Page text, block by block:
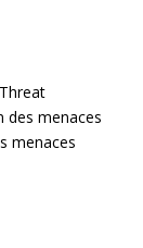
des menaces
menaces